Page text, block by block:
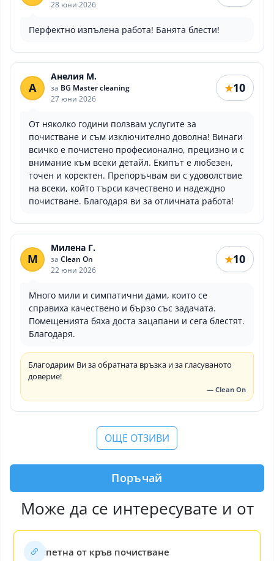
28 юни 2026
Перфектно изпълена работа! Банята блести!
А
Анелия М.
за BG Master cleaning
27 юни 2026
★10
От няколко години ползвам услугите за
почистване и съм изключително доволна! Винаги
всичко е почистено професионално, прецизно и с
внимание към всеки детайл. Екипът е любезен,
точен и коректен. Препоръчвам ви с удоволствие
на всеки, който търси качествено и надеждно
почистване. Благодаря ви за отличната работа!
М
Милена Г.
за Clean On
22 юни 2026
★10
Много мили и симпатични дами, които се
справиха качествено и бързо със задачата.
Помещенията бяха доста зацапани и сега блестят.
Благодаря.
Благодарим Ви за обратната връзка и за гласуваното
доверие!
— Clean On
ОЩЕ ОТЗИВИ
Поръчай
Може да се интересувате и от
петна от кръв почистване